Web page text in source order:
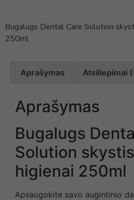
Bugalugs Dental Care Solution
250ml
Aprašymas Atsiliepimai
Aprašymas
Bugalugs
Solution
higienai 250ml
Apsaugokite savo augintinio